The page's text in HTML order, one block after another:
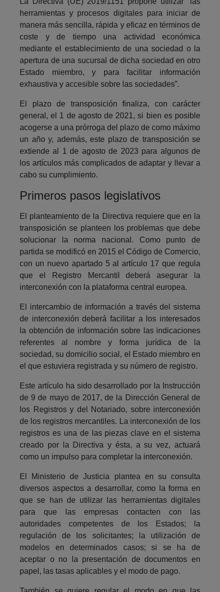
herramientas y procesos digitales para iniciar de
manera más sencilla, rápida y eficaz en términos de
coste y de tiempo una actividad económica
mediante el establecimiento de una sociedad o la
apertura de una sucursal de dicha sociedad en otro
Estado miembro, y para facilitar información
exhaustiva y accesible sobre las sociedades”.
El plazo de transposición finaliza, con carácter
general, el 1 de agosto de 2021, si bien es posible
acogerse a una prórroga del plazo de como máximo
un año y, además, este plazo de transposición se
extiende al 1 de agosto de 2023 para algunos de
los artículos más complicados de adaptar y llevar a
cabo su cumplimiento.
Primeros pasos legislativos
El planteamiento de la Directiva requiere que en la
transposición se planteen los problemas que debe
solucionar la norma nacional. Como punto de
partida se modificó en 2015 el Código de Comercio,
con un nuevo apartado 5 al artículo 17 que regula
que el Registro Mercantil deberá asegurar la
interconexión con la plataforma central europea.
El intercambio de información a través del sistema
de interconexión deberá facilitar a los interesados
la obtención de información sobre las indicaciones
referentes al nombre y forma jurídica de la
sociedad, su domicilio social, el Estado miembro en
el que estuviera registrada y su número de registro.
Este artículo ha sido desarrollado por la Instrucción
de 9 de mayo de 2017, de la Dirección General de
los Registros y del Notariado, sobre interconexión
de los registros mercantiles. La interconexión de los
registros es una de las piezas clave en el sistema
creado por la Directiva y ésta, a su vez, actuará
como un impulso para completar la interconexión.
El Ministerio de Justicia plantea en su consulta
diversos aspectos a desarrollar, como la forma en
que se han de utilizar las herramientas digitales
para que las empresas contacten con las
autoridades competentes de los Estados; la
regulación de los solicitantes; la utilización de
modelos en determinados casos; si se ha de
aceptar o no la presentación de documentos en
papel, las tasas aplicables y el modo de pago.